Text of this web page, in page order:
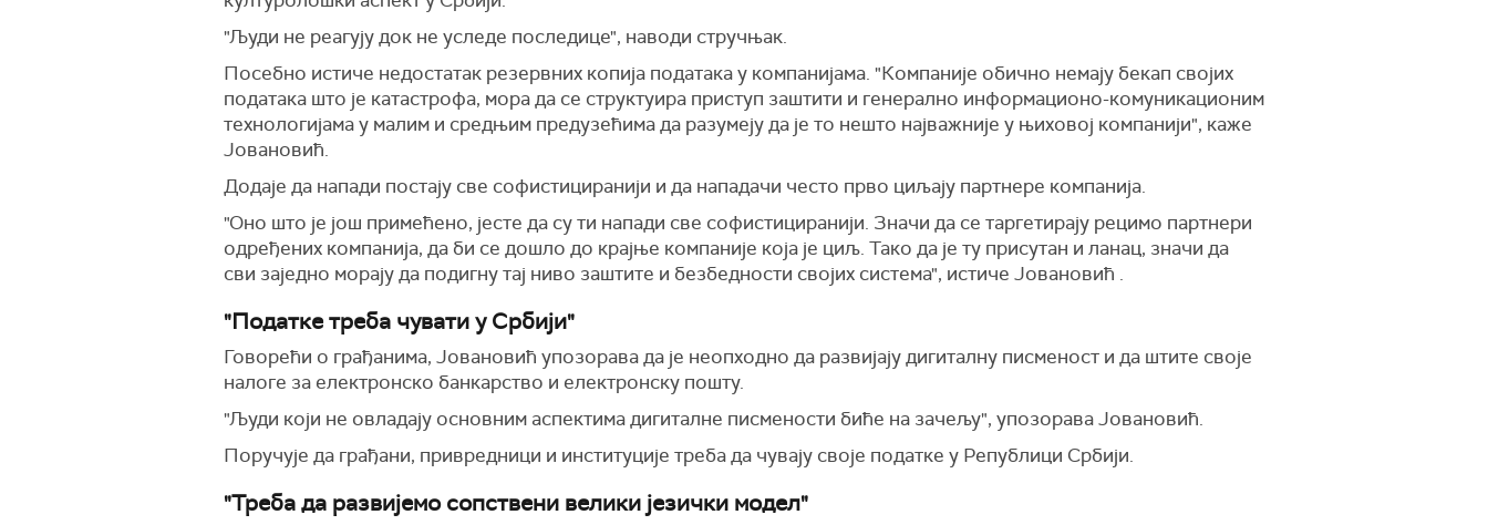
"Људи не реагују док не уследе последице", наводи стручњак.
Посебно истиче недостатак резервних копија података у компанијама. "Компаније обично немају бекап својих
података што је катастрофа, мора да се структуира приступ заштити и генерално информационо-комуникационим
технологијама у малим и средњим предузећима да разумеју да је то нешто најважније у њиховој компанији", каже
Јовановић.
Додаје да напади постају све софистициранији и да нападачи често прво циљају партнере компанија.
"Оно што је још примећено, јесте да су ти напади све софистициранији. Значи да се таргетирају рецимо партнери
одређених компанија, да би се дошло до крајње компаније која је циљ. Тако да је ту присутан и ланац, значи да
сви заједно морају да подигну тај ниво заштите и безбедности својих система", истиче Јовановић .
"Податке треба чувати у Србији"
Говорећи о грађанима, Јовановић упозорава да је неопходно да развијају дигиталну писменост и да штите своје
налоге за електронско банкарство и електронску пошту.
"Људи који не овладају основним аспектима дигиталне писмености биће на зачељу", упозорава Јовановић.
Поручује да грађани, привредници и институције треба да чувају своје податке у Републици Србији.
"Треба да развијемо сопствени велики језички модел"